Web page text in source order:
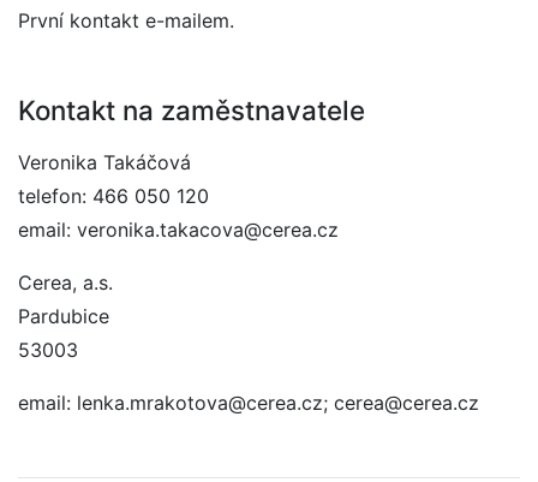
První kontakt e-mailem.
Kontakt na zaměstnavatele
Veronika Takáčová
telefon: 466 050 120
email: veronika.takacova@cerea.cz
Cerea, a.s.
Pardubice
53003
email: lenka.mrakotova@cerea.cz; cerea@cerea.cz